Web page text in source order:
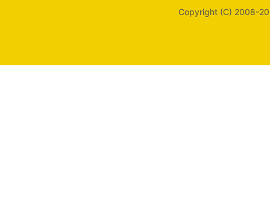
Copyright (C) 2008-